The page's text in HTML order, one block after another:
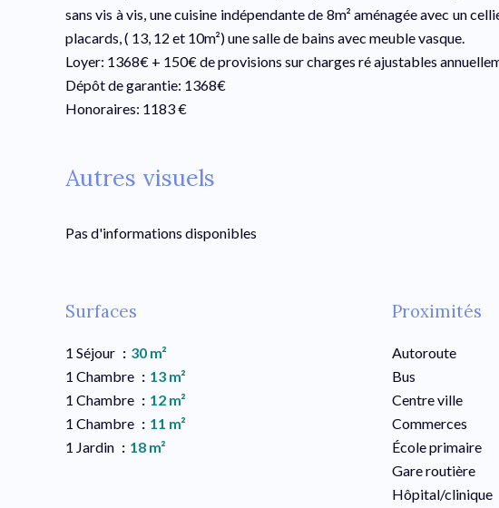
sans vis à vis, une cuisine indépendante de 8m² aménagée avec un
placards, ( 13, 12 et 10m²) une salle de bains avec meuble vasque.
Loyer: 1368€ + 150€ de provisions sur charges ré ajustables
Dépôt de garantie: 1368€
Honoraires: 1183 €
Autres visuels
Pas d'informations disponibles
Surfaces
1 Séjour
30 m²
1 Chambre
13 m²
1 Chambre
12 m²
1 Chambre
11 m²
1 Jardin
18 m²
Proximités
Autoroute
Bus
Centre ville
Commerces
École primaire
Gare routière
Hôpital/clinique